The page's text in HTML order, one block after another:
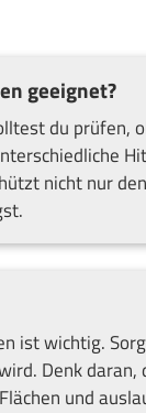
geeignet?
du
nicht nur
ist wichtig.
Denk
und